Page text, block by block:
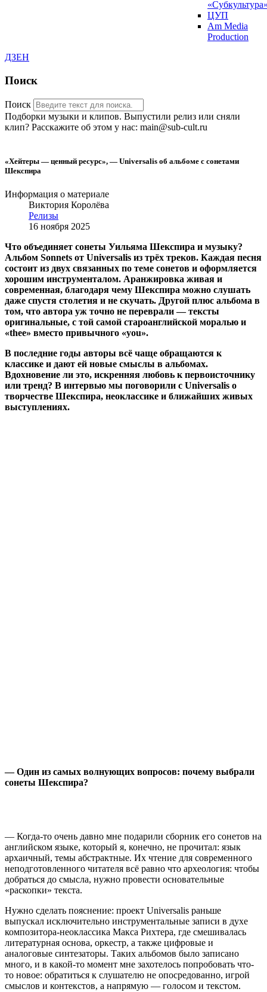
ЦУП
Am Media
Production
ДЗЕН
Поиск
Поиск
Подборки музыки и клипов. Выпустили релиз или сняли
клип? Расскажите об этом у нас: main@sub-cult.ru
«Хейтеры — ценный ресурс», — Universalis об альбоме с сонетами
Шекспира
Информация о материале
Виктория Королёва
Релизы
16 ноября 2025
Что объединяет сонеты Уильяма Шекспира и музыку?
Альбом Sonnets от Universalis из трёх треков. Каждая песня
состоит из двух связанных по теме сонетов и оформляется
хорошим инструменталом. Аранжировка живая и
современная, благодаря чему Шекспира можно слушать
даже спустя столетия и не скучать. Другой плюс альбома в
том, что автора уж точно не переврали — тексты
оригинальные, с той самой староанглийской моралью и
«thee» вместо привычного «you».
В последние годы авторы всё чаще обращаются к
классике и дают ей новые смыслы в альбомах.
Вдохновение ли это, искренняя любовь к первоисточнику
или тренд? В интервью мы поговорили с Universalis о
творчестве Шекспира, неоклассике и ближайших живых
выступлениях.
— Один из самых волнующих вопросов: почему выбрали
сонеты Шекспира?
— Когда-то очень давно мне подарили сборник его сонетов на
английском языке, который я, конечно, не прочитал: язык
архаичный, темы абстрактные. Их чтение для современного
неподготовленного читателя всё равно что археология: чтобы
добраться до смысла, нужно провести основательные
«раскопки» текста.
Нужно сделать пояснение: проект Universalis раньше
выпускал исключительно инструментальные записи в духе
композитора-неоклассика Макса Рихтера, где смешивалась
литературная основа, оркестр, а также цифровые и
аналоговые синтезаторы. Таких альбомов было записано
много, и в какой-то момент мне захотелось попробовать что-
то новое: обратиться к слушателю не опосредованно, игрой
смыслов и контекстов, а напрямую — голосом и текстом.